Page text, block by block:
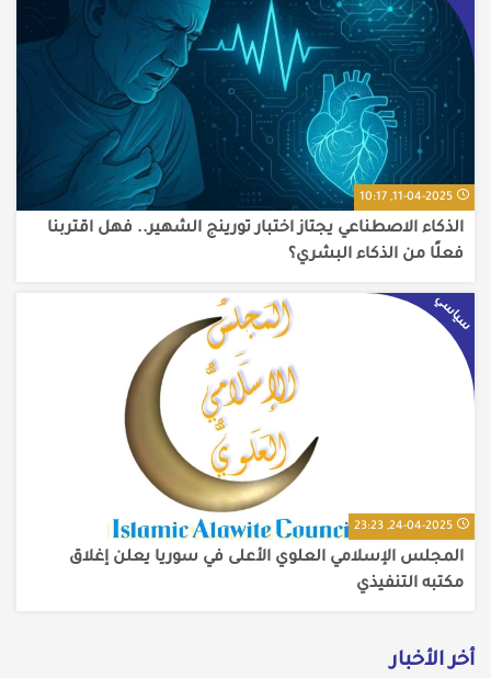
11-04-2025, 10:17
الذكاء الاصطناعي يجتاز اختبار تورينج الشهير.. فهل اقتربنا
فعلًا من الذكاء البشري؟
سياسي
24-04-2025, 23:23
المجلس الإسلامي العلوي الأعلى في سوريا يعلن إغلاق
مكتبه التنفيذي
أخر الأخبار